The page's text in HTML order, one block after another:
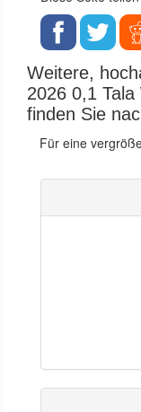
Weitere,
2026 0,1
finden Sie
Für eine